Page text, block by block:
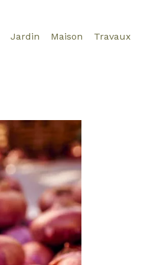
Jardin Maison Travaux